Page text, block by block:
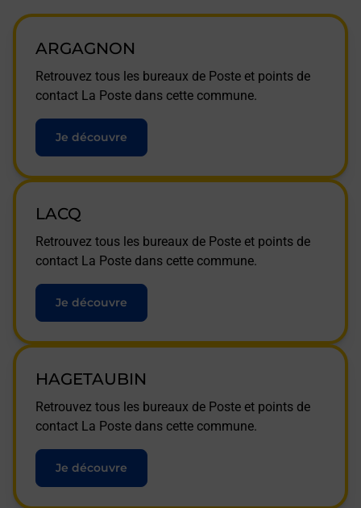
ARGAGNON
Retrouvez tous les bureaux de Poste et points de
contact La Poste dans cette commune.
Je découvre
LACQ
Retrouvez tous les bureaux de Poste et points de
contact La Poste dans cette commune.
Je découvre
HAGETAUBIN
Retrouvez tous les bureaux de Poste et points de
contact La Poste dans cette commune.
Je découvre